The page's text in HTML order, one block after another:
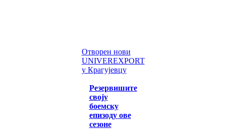
Отворен нови
UNIVEREXPORT
у Крагујевцу
Резервишите
своју
боемску
епизоду ове
сезоне